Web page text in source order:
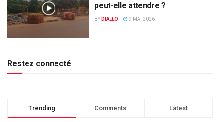
peut-elle attendre ? ​
BY DIALLO 9 MAI 2026
Restez connecté
Trending Comments Latest